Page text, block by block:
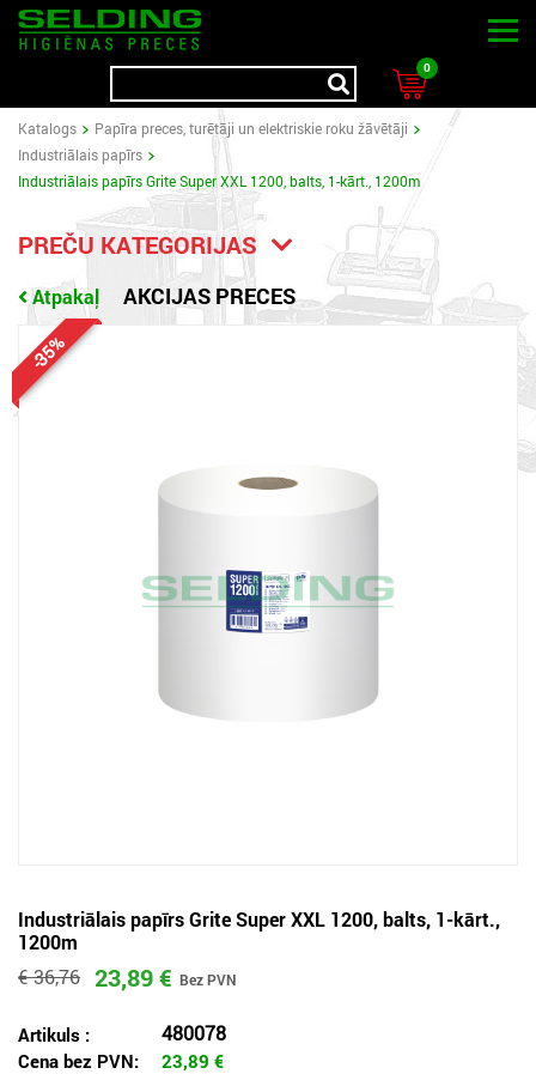
0
Katalogs
Papīra preces, turētāji un elektriskie roku žāvētāji
Industriālais papīrs
Industriālais papīrs Grite Super XXL 1200, balts, 1-kārt., 1200m
PREČU KATEGORIJAS
Atpakaļ AKCIJAS PRECES
-35%
Industriālais papīrs Grite Super XXL 1200, balts, 1-kārt.,
1200m
€ 36,76 23,89 €
Artikuls : 480078
Cena bez PVN: 23,89 €